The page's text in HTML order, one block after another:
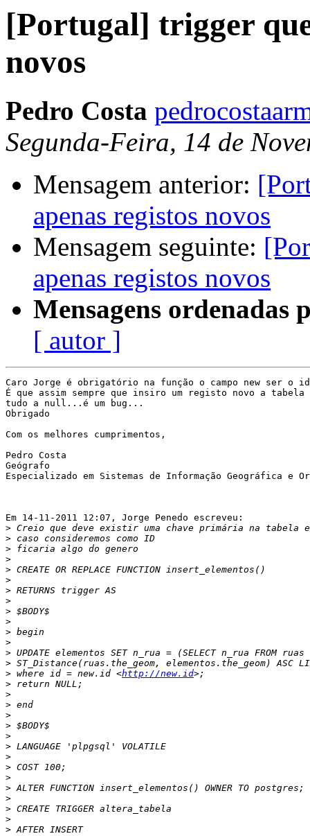
[Portugal] trigger
novos
Pedro Costa
Segunda-Feira, 14 de
Mensagem anterior:
apenas registos novos
Mensagem seguinte:
apenas registos novos
Mensagens ordenadas
[ autor ]
Caro Jorge é obrigatório na função o campo new ser o
É que assim sempre que insiro um registo novo a
tudo a null...é um bug...
Obrigado
Com os melhores cumprimentos,
Pedro Costa
Geógrafo
Especializado em Sistemas de Informação Geográfica e
Em 14-11-2011 12:07, Jorge Penedo escreveu:
>
>
>
>
>
>
>
>
>
>
>
>
>
>
> where id = new.id <http://new.id
>
>
>
>
>
>
>
>
>
>
>
>
>
>
>